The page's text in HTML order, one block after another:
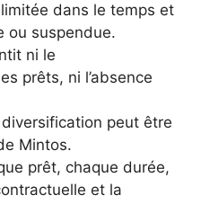
dans le temps et
ou suspendue.
ni le
prêts, ni l’absence
peut être
Mintos.
prêt, chaque durée,
et la